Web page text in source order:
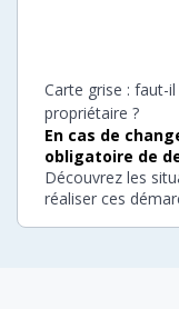
Carte grise : faut-
propriétaire ?
En cas de
obligatoire de
Découvrez les
réaliser ces